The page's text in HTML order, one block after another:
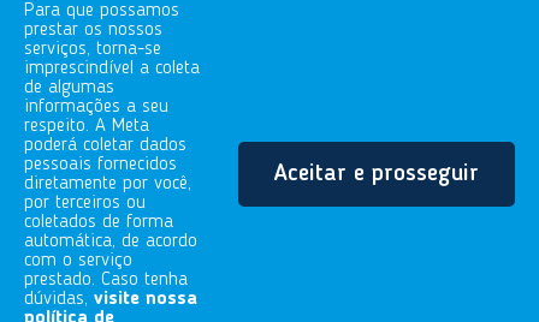
Para que possamos
prestar os nossos
serviços, torna-se
imprescindível a coleta
de algumas
informações a seu
respeito. A Meta
poderá coletar dados
pessoais fornecidos
diretamente por você,
por terceiros ou
coletados de forma
automática, de acordo
com o serviço
prestado. Caso tenha
dúvidas, visite nossa
Aceitar e prosseguir
FALE COM A GENTE
Rua Gaspar Conqueiro, 255
Vila Vitória | Mogi das Cruzes/SP